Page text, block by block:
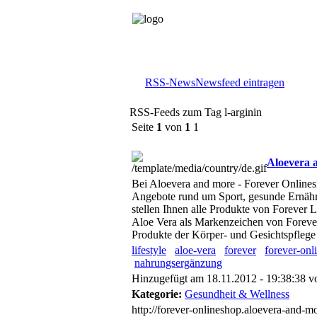
RSS-NewsNewsfeed eintragen
RSS-Feeds zum Tag l-arginin
Seite 1 von 1 1
Aloevera
Bei Aloevera and more - Forever
Angebote rund um Sport, gesunde
stellen Ihnen alle Produkte von Forever
Aloe Vera als Markenzeichen von
Produkte der Körper- und
lifestyle
aloe-vera forever forever-
nahrungsergänzung
Hinzugefügt am 18.11.2012 - 19:38:38
Kategorie: Gesundheit & Wellness
http://forever-onlineshop.aloevera-and-